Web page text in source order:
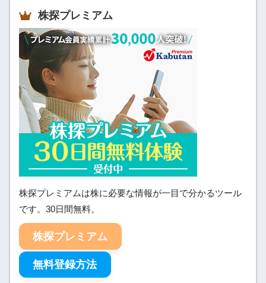
株探プレミアム
株探プレミアムは株に必要な情報が一目で分かるツール
です。30日間無料。
株探プレミアム
無料登録方法